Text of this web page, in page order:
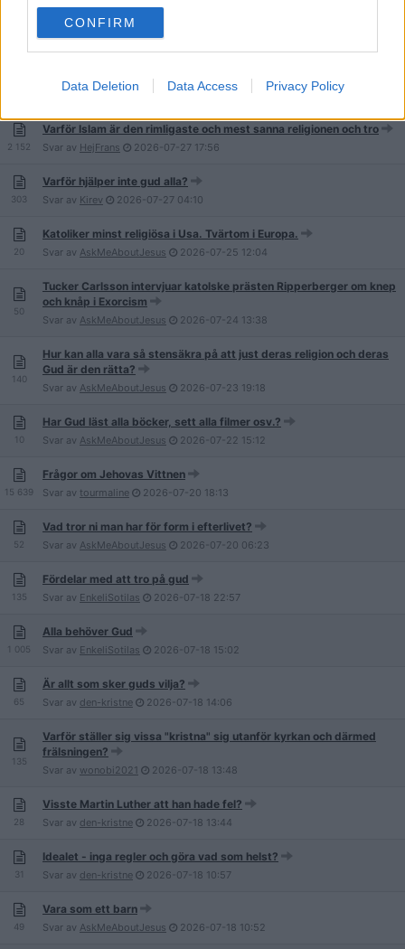
CONFIRM
Data Deletion Data Access Privacy Policy
Svar avBassiehof 2026-07-28
Kan du bevisa att du inte är djävulen i förklädnad?
2026-07-27
2 152
Varför Islam är den rimligaste och mest sanna religionen och tro
Svar av HejFrans 2026-07-27 17:56
303
Varför hjälper inte gud alla?
Svar av Kirev 2026-07-27 04:10
20
Katoliker minst religiösa i Usa. Tvärtom i Europa.
Svar av AskMeAboutJesus 2026-07-25 12:04
50
Tucker Carlsson intervjuar katolske prästen Ripperberger om knep
och knåp i Exorcism
Svar av AskMeAboutJesus 2026-07-24 13:38
140
Hur kan alla vara så stensäkra på att just deras religion och deras
Gud är den rätta?
Svar av AskMeAboutJesus 2026-07-23 19:18
10
Har Gud läst alla böcker, sett alla filmer osv.?
Svar av AskMeAboutJesus 2026-07-22 15:12
15 639
Frågor om Jehovas Vittnen
Svar av tourmaline 2026-07-20 18:13
52
Vad tror ni man har för form i efterlivet?
Svar av AskMeAboutJesus 2026-07-20 06:23
135
Fördelar med att tro på gud
Svar av EnkeliSotilas 2026-07-18 22:57
1 005
Alla behöver Gud
Svar av EnkeliSotilas 2026-07-18 15:02
65
Är allt som sker guds vilja?
Svar av den-kristne 2026-07-18 14:06
135
Varför ställer sig vissa "kristna" sig utanför kyrkan och därmed
frälsningen?
Svar av wonobi2021 2026-07-18 13:48
28
Visste Martin Luther att han hade fel?
Svar av den-kristne 2026-07-18 13:44
31
Idealet - inga regler och göra vad som helst?
Svar av den-kristne 2026-07-18 10:57
49
Vara som ett barn
Svar av AskMeAboutJesus 2026-07-18 10:52